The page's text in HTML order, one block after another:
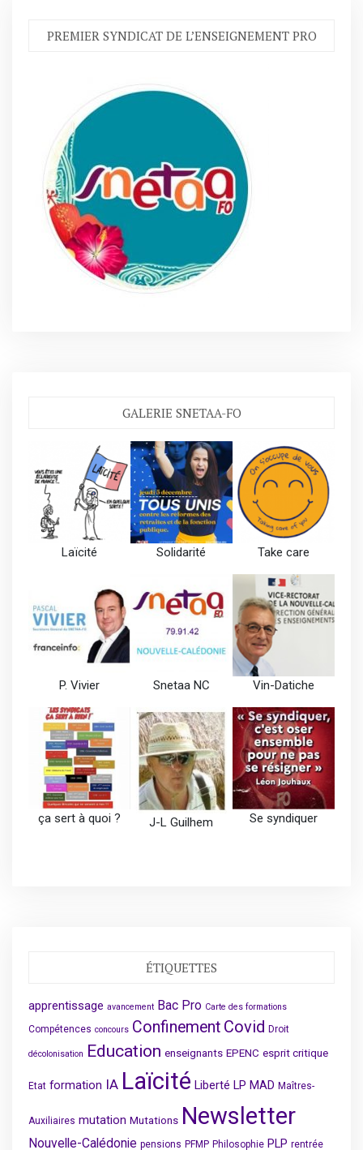
PREMIER SYNDICAT DE L’ENSEIGNEMENT PRO
GALERIE SNETAA-FO
Laïcité Solidarité Take care
P. Vivier Snetaa NC Vin-Datiche
ça sert à quoi ? J-L Guilhem Se syndiquer
ÉTIQUETTES
apprentissage avancement Bac Pro Carte des formations
Compétences concours Confinement Covid Droit
décolonisation Education enseignants EPENC esprit critique
Etat formation IA Laïcité Liberté LP MAD Maîtres-
Auxiliaires mutation Mutations Newsletter
Nouvelle-Calédonie pensions PFMP Philosophie PLP rentrée